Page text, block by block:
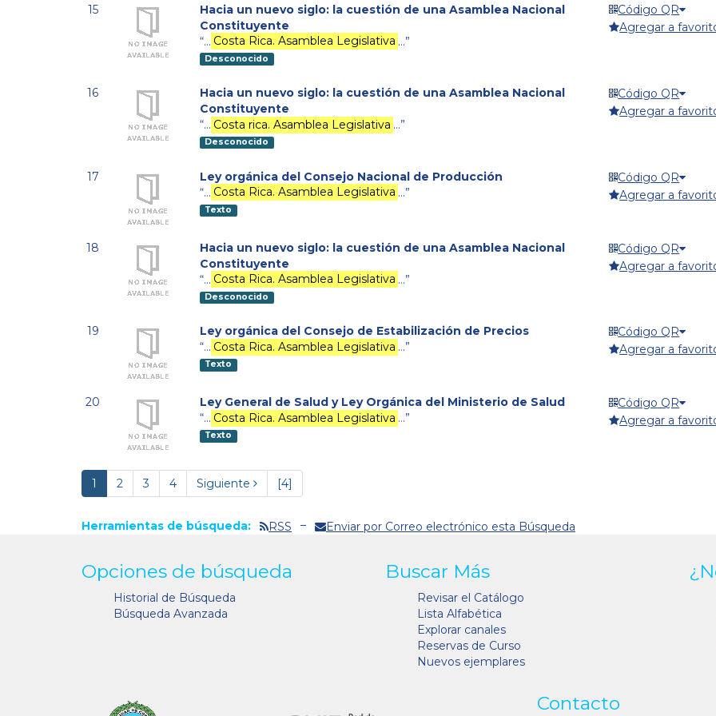
15
Hacia un nuevo siglo: la cuestión de una Asamblea Nacional
Constituyente
“… Costa Rica. Asamblea Legislativa …”
Desconocido
Código QR
Agregar a
16
Hacia un nuevo siglo: la cuestión de una Asamblea Nacional
Constituyente
“… Costa rica. Asamblea Legislativa …”
Desconocido
Código QR
Agregar a
17
Ley orgánica del Consejo Nacional de Producción
“… Costa Rica. Asamblea Legislativa …”
Texto
Código QR
Agregar a
18
Hacia un nuevo siglo: la cuestión de una Asamblea Nacional
Constituyente
“… Costa Rica. Asamblea Legislativa …”
Desconocido
Código QR
Agregar a
19
Ley orgánica del Consejo de Estabilización de Precios
“… Costa Rica. Asamblea Legislativa …”
Texto
Código QR
Agregar a
20
Ley General de Salud y Ley Orgánica del Ministerio de Salud
“… Costa Rica. Asamblea Legislativa …”
Texto
Código QR
Agregar a
1 2 3 4 Siguiente [4]
Herramientas de búsqueda: RSS Enviar por Correo electrónico esta Búsqueda
Opciones de búsqueda
Historial de Búsqueda
Búsqueda Avanzada
Buscar Más
Revisar el Catálogo
Lista Alfabética
Explorar canales
Reservas de Curso
Nuevos ejemplares
Contacto